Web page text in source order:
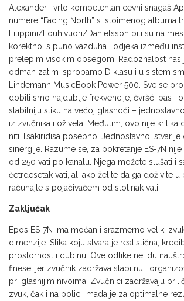
Alexander i vrlo kompetentan cevni snagaš
numere “Facing North” s istoimenog albuma
Filippini/Louhivuori/Danielsson bili su na
korektno, s puno vazduha i odjeka između
prelepim visokim opsegom. Radoznalost nas
odmah zatim isprobamo D klasu i u sistem
Lindemann MusicBook Power 500. Sve se
dobili smo najdublje frekvencije, čvršći bas i
stabilniju sliku na većoj glasnoći –
iz zvučnika i oživela. Međutim, ovo nije kritika
niti Tsakiridisa posebno. Jednostavno, stvar
sinergije. Razume se, za pokretanje ES-7N
od 250 vati po kanalu. Njega možete slušati i
četrdesetak vati, ali ako želite da ga doživite u
računajte s pojačivačem od stotinak vati.
Zaključak
Epos ES-7N ima moćan i srazmerno veliki
dimenzije. Slika koju stvara je realistična,
prostornost i dubinu. Ove odlike ne idu
finese, jer zvučnik zadržava stabilnu i
pri glasnijim nivoima. Zvučnici zadržavaju
zvuk, čak i na polici, mada je za optimalne